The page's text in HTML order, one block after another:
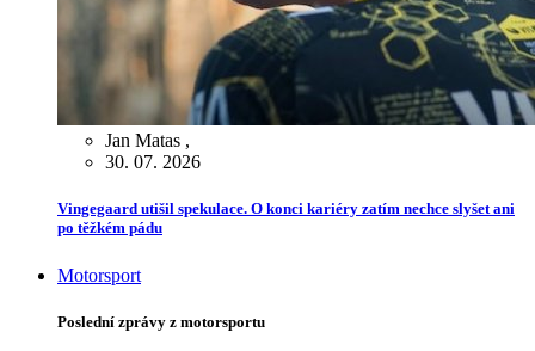
Jan Matas ,
30. 07. 2026
Vingegaard utišil spekulace. O konci kariéry zatím nechce slyšet ani
po těžkém pádu
Motorsport
Poslední zprávy z motorsportu